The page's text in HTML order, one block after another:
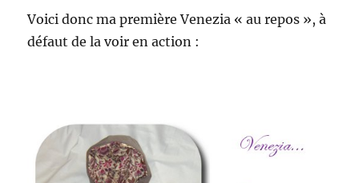
Voici donc ma première Venezia « au repos », à
défaut de la voir en action :